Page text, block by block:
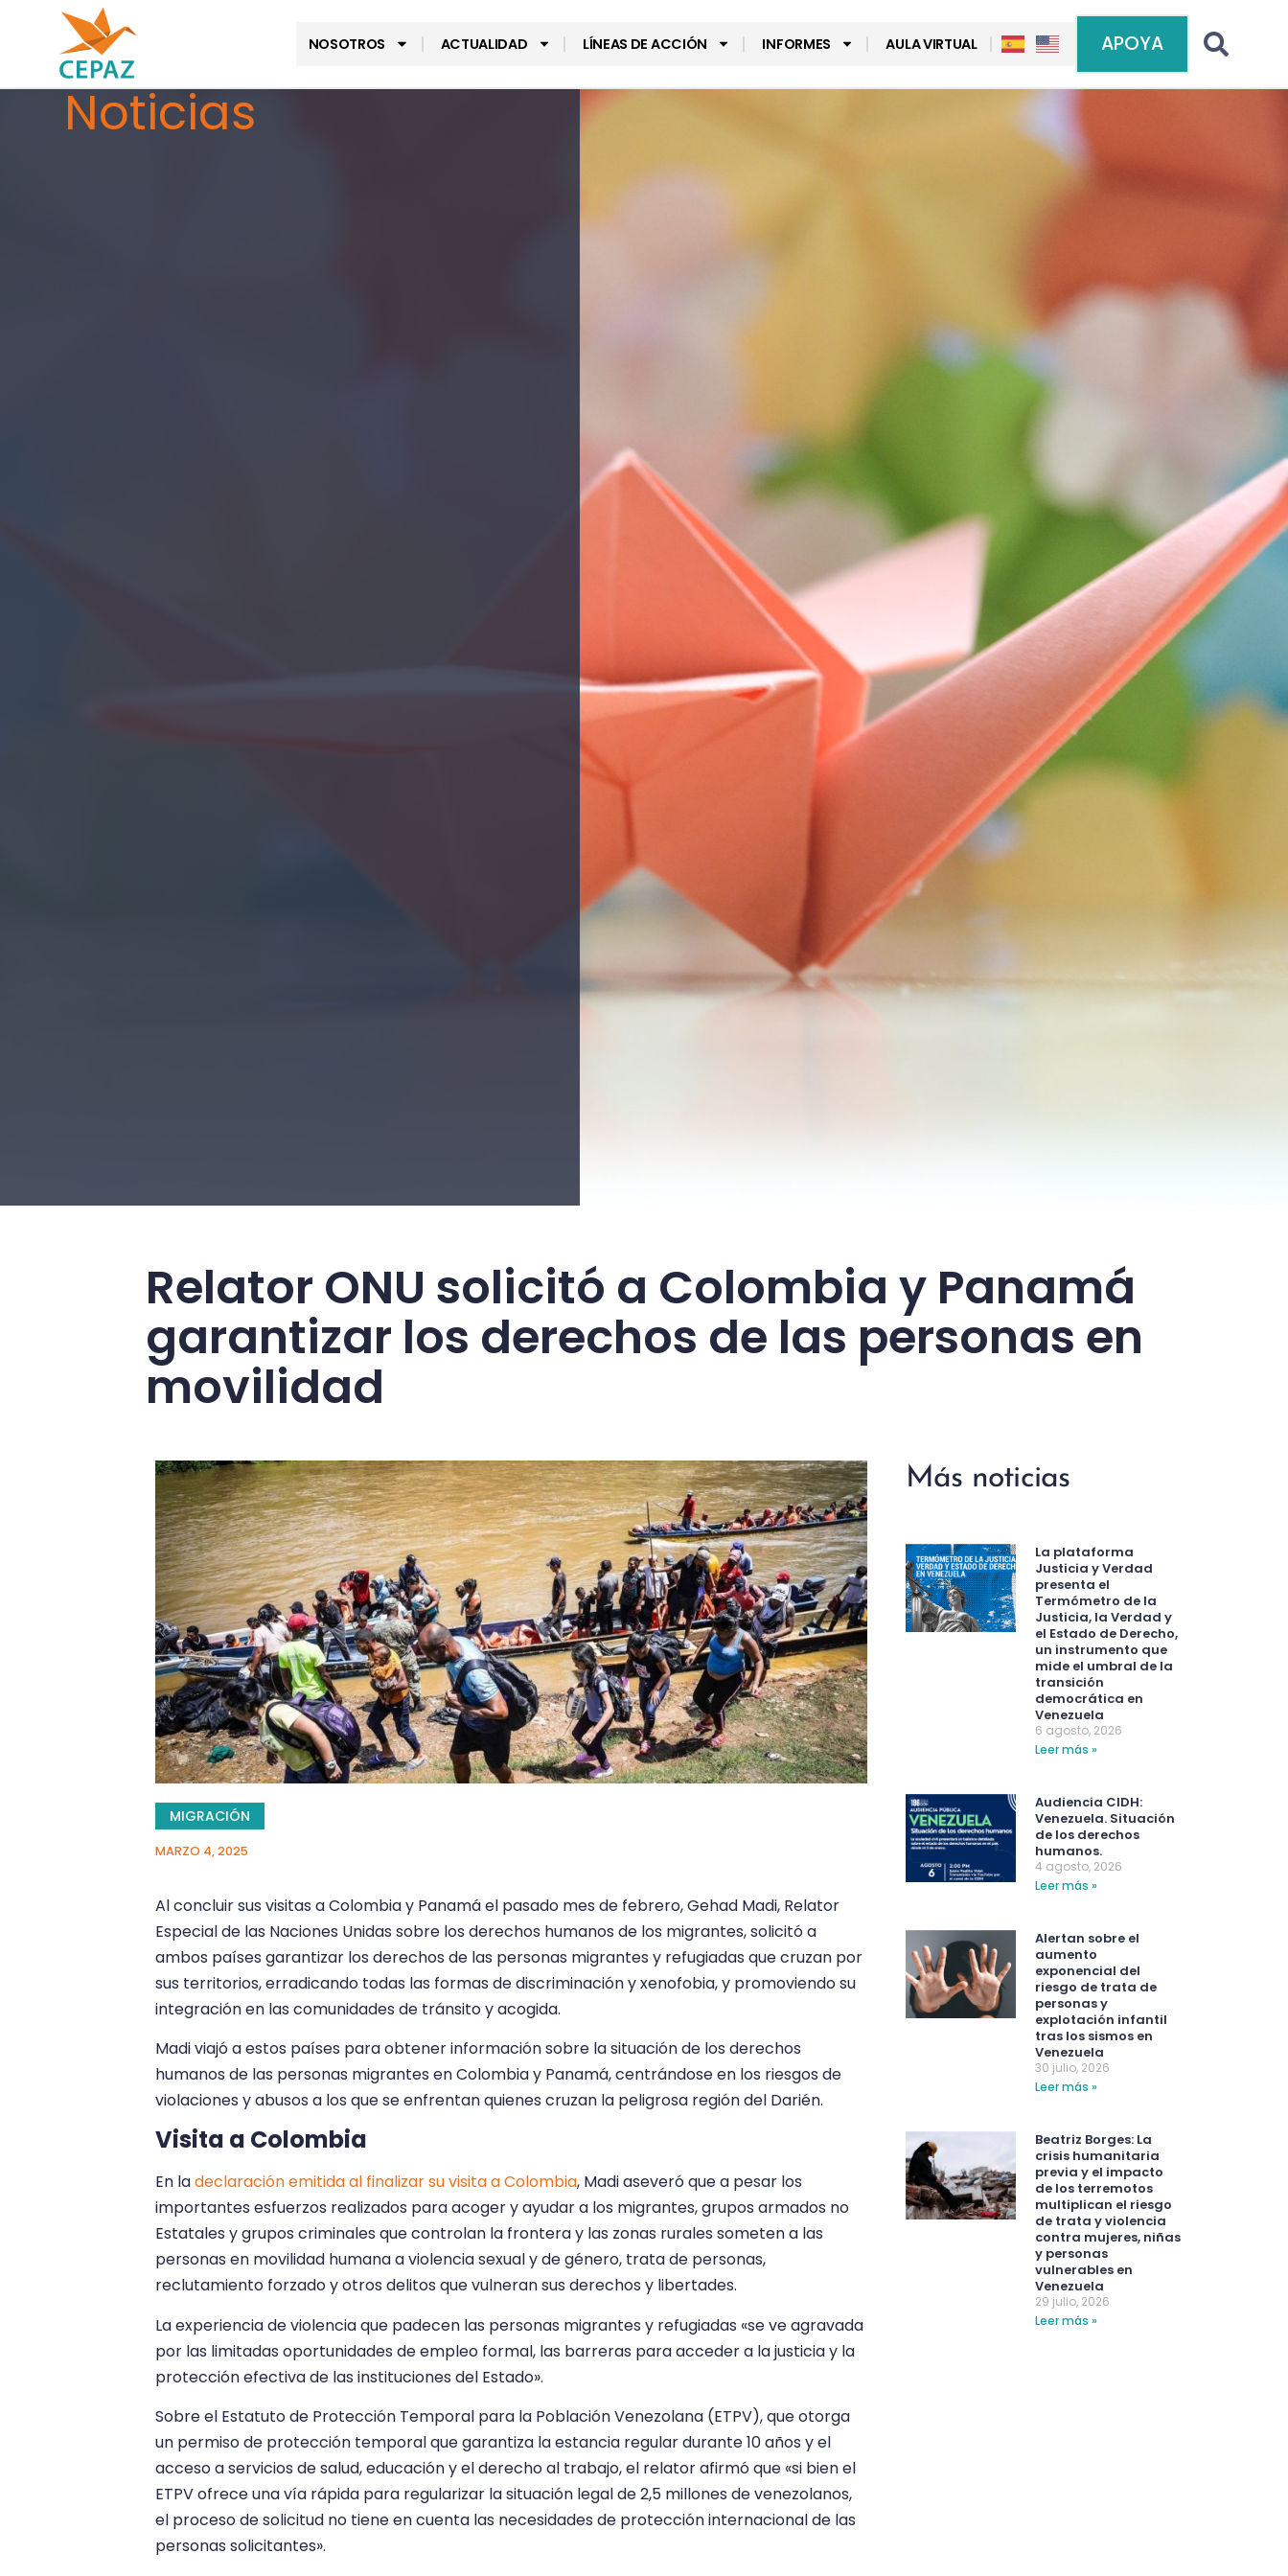
NOSOTROS ACTUALIDAD LÍNEAS DE ACCIÓN INFORMES AULA VIRTUAL APOYA
Noticias
Relator ONU solicitó a Colombia y Panamá
garantizar los derechos de las personas en
movilidad
MIGRACIÓN
MARZO 4, 2025
Al concluir sus visitas a Colombia y Panamá el pasado mes de febrero, Gehad Madi, Relator
Especial de las Naciones Unidas sobre los derechos humanos de los migrantes, solicitó a
ambos países garantizar los derechos de las personas migrantes y refugiadas que cruzan por
sus territorios, erradicando todas las formas de discriminación y xenofobia, y promoviendo su
integración en las comunidades de tránsito y acogida.
Madi viajó a estos países para obtener información sobre la situación de los derechos
humanos de las personas migrantes en Colombia y Panamá, centrándose en los riesgos de
violaciones y abusos a los que se enfrentan quienes cruzan la peligrosa región del Darién.
Visita a Colombia
En ladeclaración emitida al finalizar su visita a Colombia, Madi aseveró que a pesar los
importantes esfuerzos realizados para acoger y ayudar a los migrantes, grupos armados no
Estatales y grupos criminales que controlan la frontera y las zonas rurales someten a las
personas en movilidad humana a violencia sexual y de género, trata de personas,
reclutamiento forzado y otros delitos que vulneran sus derechos y libertades.
La experiencia de violencia que padecen las personas migrantes y refugiadas «se ve agravada
por las limitadas oportunidades de empleo formal, las barreras para acceder a la justicia y la
protección efectiva de las instituciones del Estado».
Sobre el Estatuto de Protección Temporal para la Población Venezolana (ETPV), que otorga
un permiso de protección temporal que garantiza la estancia regular durante 10 años y el
acceso a servicios de salud, educación y el derecho al trabajo, el relator afirmó que «si bien el
ETPV ofrece una vía rápida para regularizar la situación legal de 2,5 millones de venezolanos,
el proceso de solicitud no tiene en cuenta las necesidades de protección internacional de las
personas solicitantes».
Más noticias
La plataforma
Justicia y Verdad
presenta el
Termómetro de la
Justicia, la Verdad y
el Estado de Derecho,
un instrumento que
mide el umbral de la
transición
democrática en
Venezuela
6 agosto, 2026
Leer más »
Audiencia CIDH:
Venezuela. Situación
de los derechos
humanos.
4 agosto, 2026
Leer más »
Alertan sobre el
aumento
exponencial del
riesgo de trata de
personas y
explotación infantil
tras los sismos en
Venezuela
30 julio, 2026
Leer más »
Beatriz Borges: La
crisis humanitaria
previa y el impacto
de los terremotos
multiplican el riesgo
de trata y violencia
contra mujeres, niñas
y personas
vulnerables en
Venezuela
29 julio, 2026
Leer más »